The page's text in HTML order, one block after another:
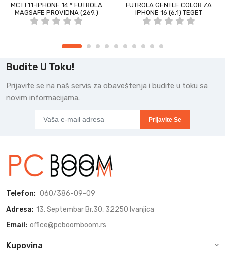
MCTT11-IPHONE 14 * FUTROLA
MAGSAFE PROVIDNA (269.)
FUTROLA GENTLE COLOR ZA
IPHONE 16 (6.1) TEGET
Budite U Toku!
Prijavite se na naš servis za obaveštenja i budite u toku sa
novim informacijama.
Prijavite Se
Telefon: 060/386-09-09
Adresa: 13. Septembar Br.30, 32250 Ivanjica
Email: office@pcboomboom.rs
Kupovina